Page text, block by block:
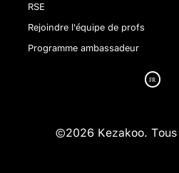
RSE
Rejoindre l'équipe de profs
Programme ambassadeur
©2026 Kezakoo.